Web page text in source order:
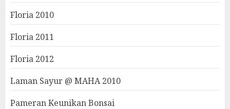
Floria 2010
Floria 2011
Floria 2012
Laman Sayur @ MAHA 2010
Pameran Keunikan Bonsai